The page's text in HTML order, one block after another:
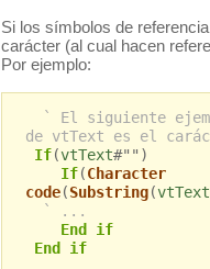
Si los símbolos de
carácter (al cual hacen
Por ejemplo:
` El siguiente
de vtText es el
If(vtText#"")
If(Character
code(Substring(vtText
` ...
End if
End if